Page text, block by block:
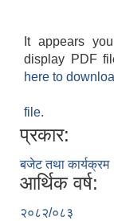
It appears
display PDF
here to
file.
प्रकार:
बजेट तथा कार्यक्रम
आर्थिक वर्ष:
२०८२/०८३